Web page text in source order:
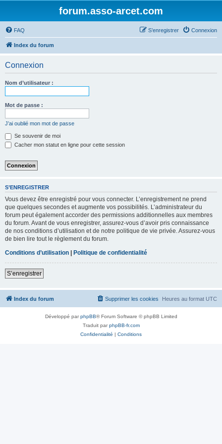
forum.asso-arcet.com
FAQ Connexion
S’enregistrer
Index du forum
Connexion
Nom d’utilisateur :
Mot de passe :
J’ai oublié mon mot de passe
Se souvenir de moi
Cacher mon statut en ligne pour cette session
S’ENREGISTRER
Vous devez être enregistré pour vous connecter. L’enregistrement ne prend
que quelques secondes et augmente vos possibilités. L’administrateur du
forum peut également accorder des permissions additionnelles aux membres
du forum. Avant de vous enregistrer, assurez-vous d’avoir pris connaissance
de nos conditions d’utilisation et de notre politique de vie privée. Assurez-vous
de bien lire tout le règlement du forum.
Conditions d’utilisation | Politique de confidentialité
S’enregistrer
Index du forum Heures au format UTC
Supprimer les cookies
Développé parphpBB® Forum Software © phpBB Limited
Traduit parphpBB-fr.com
Confidentialité | Conditions